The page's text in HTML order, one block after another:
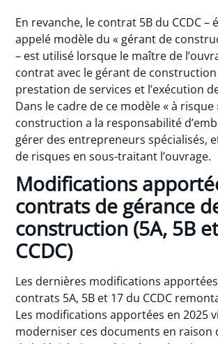
En revanche, le contrat 5B du CCDC –
appelé modèle du « gérant de
– est utilisé lorsque le maître de
contrat avec le gérant de
prestation de services et l’exécution
Dans le cadre de ce modèle « à risque
construction a la responsabilité
gérer des entrepreneurs spécialisés,
de risques en sous-traitant l’ouvrage.
Modifications
contrats de gérance
construction (5A, 5B
CCDC)
Les dernières modifications
contrats 5A, 5B et 17 du CCDC
Les modifications apportées en 2025
moderniser ces documents en raison